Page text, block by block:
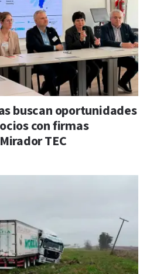
buscan oportunidades
con firmas
TEC